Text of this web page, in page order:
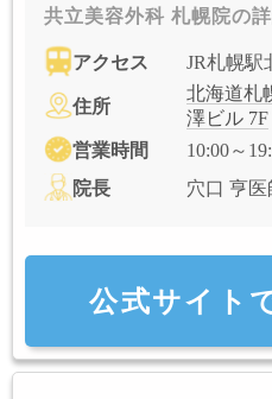
共立美容外科 札幌院の
アクセス JR札幌駅
住所
北海道札
澤ビル 7F
営業時間
10:00～
院長
穴口 亨医
公式サイト